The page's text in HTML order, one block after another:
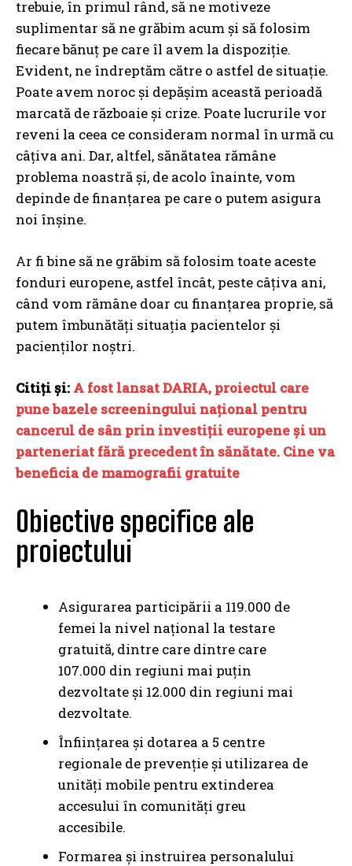
trebuie, în primul rând, să ne motiveze
suplimentar să ne grăbim acum și să folosim
fiecare bănuț pe care îl avem la dispoziție.
Evident, ne îndreptăm către o astfel de situație.
Poate avem noroc și depășim această perioadă
marcată de războaie și crize. Poate lucrurile vor
reveni la ceea ce consideram normal în urmă cu
câțiva ani. Dar, altfel, sănătatea rămâne
problema noastră și, de acolo înainte, vom
depinde de finanțarea pe care o putem asigura
noi înșine.
Ar fi bine să ne grăbim să folosim toate aceste
fonduri europene, astfel încât, peste câțiva ani,
când vom rămâne doar cu finanțarea proprie, să
putem îmbunătăți situația pacientelor și
pacienților noștri.
Citiți și: A fost lansat DARIA, proiectul care
pune bazele screeningului național pentru
cancerul de sân prin investiții europene și un
parteneriat fără precedent în sănătate. Cine va
beneficia de mamografii gratuite
Obiective specifice ale
proiectului
Asigurarea participării a 119.000 de
femei la nivel național la testare
gratuită, dintre care dintre care
107.000 din regiuni mai puțin
dezvoltate și 12.000 din regiuni mai
dezvoltate.
Înființarea și dotarea a 5 centre
regionale de prevenție și utilizarea de
unități mobile pentru extinderea
accesului în comunități greu
accesibile.
Formarea și instruirea personalului